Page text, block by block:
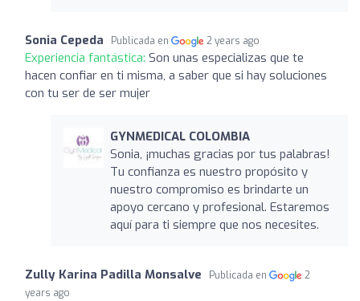
Sonia Cepeda Publicada en 2 years ago
Experiencia fantástica: Son unas especializas que te
hacen confiar en ti misma, a saber que si hay soluciones
con tu ser de ser mujer
GYNMEDICAL COLOMBIA
Sonia, ¡muchas gracias por tus palabras!
Tu confianza es nuestro propósito y
nuestro compromiso es brindarte un
apoyo cercano y profesional. Estaremos
aquí para ti siempre que nos necesites.
Zully Karina Padilla Monsalve Publicada en
2
years ago